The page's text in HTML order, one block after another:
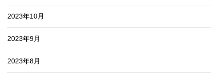
2023年10月
2023年9月
2023年8月